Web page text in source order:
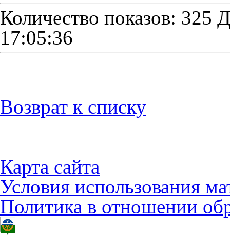
Количество показов: 325
17:05:36
Возврат к списку
Карта сайта
Условия использования
Политика в отношении